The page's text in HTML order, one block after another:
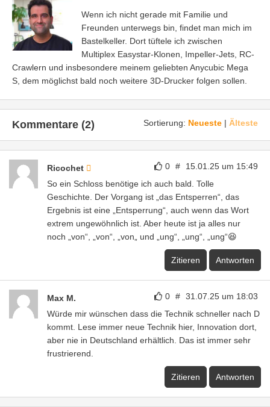
Wenn ich nicht gerade mit Familie und
Freunden unterwegs bin, findet man mich im
Bastelkeller. Dort tüftele ich zwischen
Multiplex Easystar-Klonen, Impeller-Jets, RC-
Crawlern und insbesondere meinem geliebten Anycubic Mega
S, dem möglichst bald noch weitere 3D-Drucker folgen sollen.
Sortierung: Neueste | Älteste
Kommentare (2)
0 # 15.01.25 um 15:49
Ricochet
So ein Schloss benötige ich auch bald. Tolle
Geschichte. Der Vorgang ist „das Entsperren“, das
Ergebnis ist eine „Entsperrung“, auch wenn das Wort
extrem ungewöhnlich ist. Aber heute ist ja alles nur
noch „von“, „von“, „von„ und „ung“, „ung“, „ung“😆
Zitieren Antworten
0 # 31.07.25 um 18:03
Max M.
Würde mir wünschen dass die Technik schneller nach D
kommt. Lese immer neue Technik hier, Innovation dort,
aber nie in Deutschland erhältlich. Das ist immer sehr
frustrierend.
Zitieren Antworten